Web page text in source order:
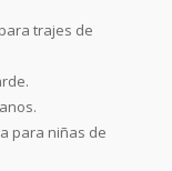
trajes de
para niñas de